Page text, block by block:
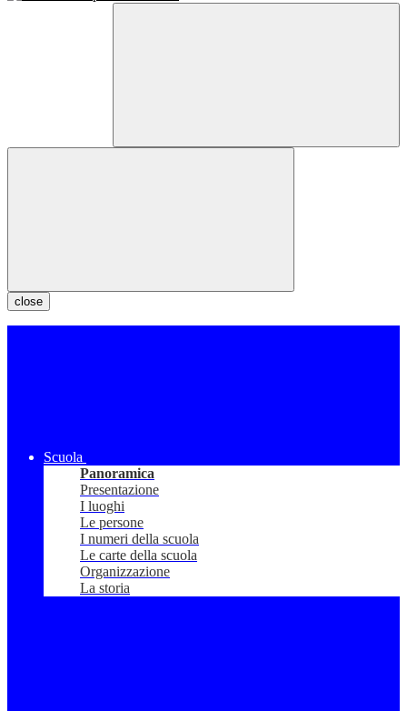
close
Scuola
Panoramica
Presentazione
I luoghi
Le persone
I numeri della scuola
Le carte della scuola
Organizzazione
La storia